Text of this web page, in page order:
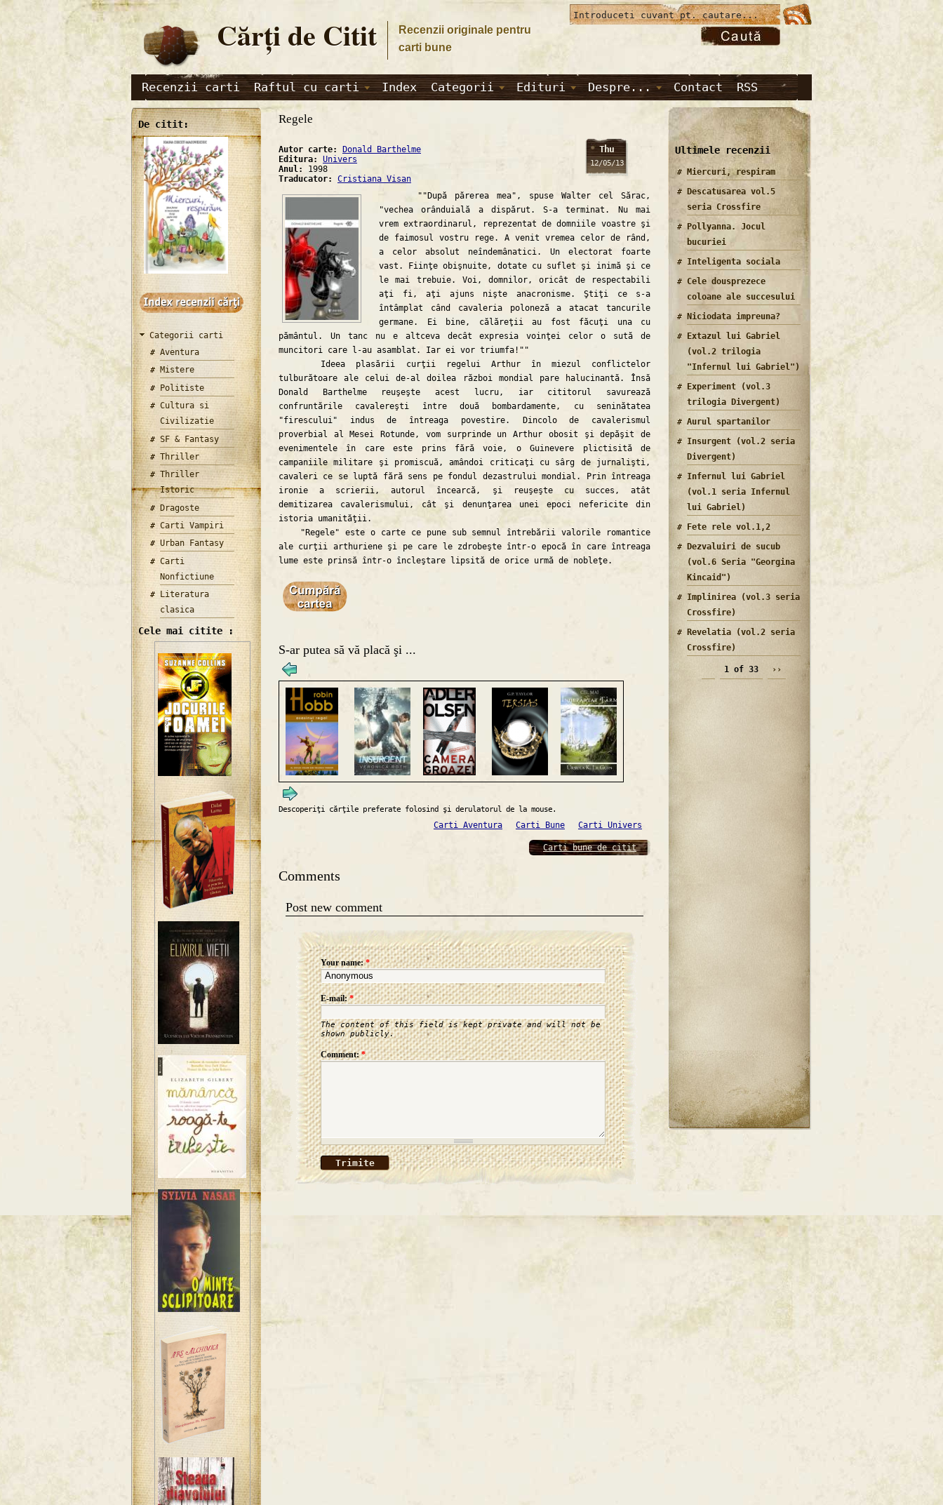
Cărţi de Citit
Recenzii originale pentru
carti bune
Recenzii carti Raftul cu carti Index Categorii Edituri Despre... Contact RSS
De citit:
Categorii carti
Aventura
Mistere
Politiste
Cultura si
Civilizatie
SF & Fantasy
Thriller
Thriller
Istoric
Dragoste
Carti Vampiri
Urban Fantasy
Carti
Nonfictiune
Literatura
clasica
Cele mai citite :
Regele
Thu
12/05/13
Autor carte:
Donald Barthelme
Editura: Univers
Anul: 1998
Traducator: Cristiana Visan
""După părerea mea", spuse Walter cel Sărac,
"vechea orânduială a dispărut. S-a terminat. Nu mai
vrem extraordinarul, reprezentat de domniile voastre şi
de faimosul vostru rege. A venit vremea celor de rând,
a celor absolut neîndemânatici. Un electorat foarte
vast. Fiinţe obişnuite, dotate cu suflet şi inimă şi ce
le mai trebuie. Voi, domnilor, oricât de respectabili
aţi fi, aţi ajuns nişte anacronisme. Ştiţi ce s-a
întâmplat când cavaleria poloneză a atacat tancurile
germane. Ei bine, călăreţii au fost făcuţi una cu
pământul. Un tanc nu e altceva decât expresia voinţei celor o sută de
muncitori care l-au asamblat. Iar ei vor triumfa!""
Ideea plasării curţii regelui Arthur în miezul conflictelor
tulburătoare ale celui de-al doilea război mondial pare halucinantă. Însă
Donald Barthelme reuşeşte acest lucru, iar cititorul savurează
confruntările cavalereşti între două bombardamente, cu seninătatea
"firescului" indus de întreaga povestire. Dincolo de cavalerismul
proverbial al Mesei Rotunde, vom surprinde un Arthur obosit şi depăşit de
evenimentele în care este prins fără voie, o Guinevere plictisită de
campaniile militare şi promiscuă, amândoi criticaţi cu sârg de jurnalişti,
cavaleri ce se luptă fără sens pe fondul dezastrului mondial. Prin întreaga
ironie a scrierii, autorul încearcă, şi reuşeşte cu succes, atât
demitizarea cavalerismului, cât şi denunţarea unei epoci nefericite din
istoria umanităţii.
"Regele" este o carte ce pune sub semnul întrebării valorile romantice
ale curţii arthuriene şi pe care le zdrobeşte într-o epocă în care întreaga
lume este prinsă într-o încleştare lipsită de orice urmă de nobleţe.
S-ar putea să vă placă şi ...
Descoperiţi cărţile preferate folosind şi derulatorul de la mouse.
Carti Aventura Carti Bune Carti Univers
Carti bune de citit
Comments
Post new comment
Your name:*
E-mail:*
The content of this field is kept private and will not be
shown publicly.
Comment:*
Ultimele recenzii
Miercuri, respiram
Descatusarea vol.5
seria Crossfire
Pollyanna. Jocul
bucuriei
Inteligenta sociala
Cele dousprezece
coloane ale succesului
Niciodata impreuna?
Extazul lui Gabriel
(vol.2 trilogia
"Infernul lui Gabriel")
Experiment (vol.3
trilogia Divergent)
Aurul spartanilor
Insurgent (vol.2 seria
Divergent)
Infernul lui Gabriel
(vol.1 seria Infernul
lui Gabriel)
Fete rele vol.1,2
Dezvaluiri de sucub
(vol.6 Seria "Georgina
Kincaid")
Implinirea (vol.3 seria
Crossfire)
Revelatia (vol.2 seria
Crossfire)
1 of 33 ››